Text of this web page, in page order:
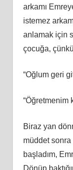
arkamı
istemez
anlamak için
çocuğa,
“Oğlum geri
“Öğretmenim
Biraz yan
müddet
başladım,
Dönüp